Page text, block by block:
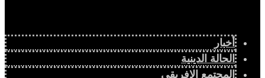
أخبار
الحالة الدينية
المجتمع الإفريقي